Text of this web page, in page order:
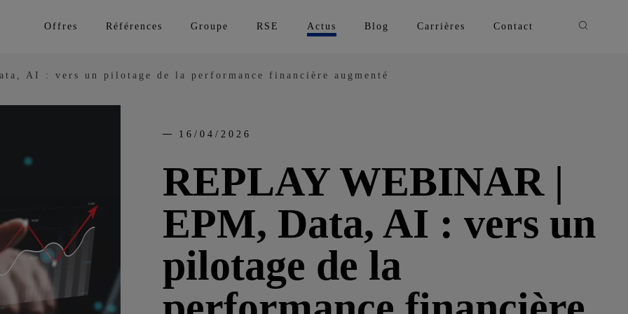
Offres Références Groupe RSE Actus Blog Carrières Contact Recherche
AI : vers un pilotage de la performance financière augmenté
REPLAY WEBINAR |
EPM, Data, AI : vers un
pilotage de la
16/04/2026